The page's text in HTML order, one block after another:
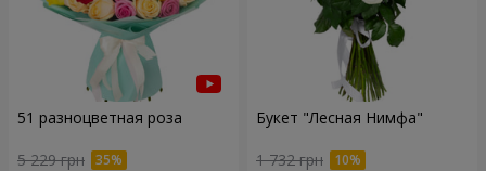
51 разноцветная роза
5 229 грн
Букет "Лесная Нимфа"
1 732 грн